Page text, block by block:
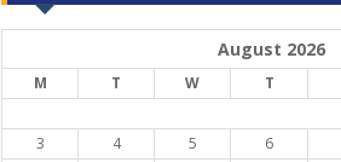
August 2026
M T W T
3
4 5 6